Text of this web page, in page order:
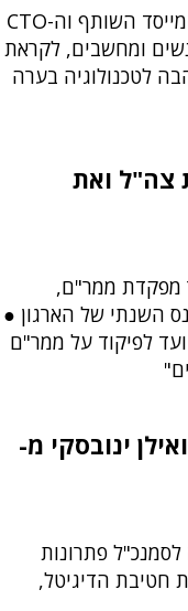
כך אמר אמיר ג'רבי, בוגר ממר"ם שהוא המייסד השותף וה-CTO
ומחשבים, לקראת
לטכנולוגיה בערה
צה"ל ואת
מפקדת ממר"ם,
השנתי של הארגון ●
לפיקוד על ממר"ם
ינובסקי מ-
לסמנכ"ל פתרונות
חטיבת הדיגיטל,